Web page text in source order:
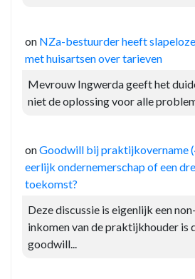
on NZa-bestuurder heeft
met huisartsen over tarieven
Mevrouw Ingwerda geeft het
niet de oplossing voor alle
onGoodwill bij praktijkovername
eerlijk ondernemerschap of een
toekomst?
Deze discussie is eigenlijk een
inkomen van de praktijkhouder is
goodwill...